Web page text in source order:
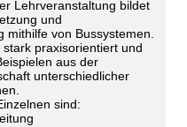
Lehrveranstaltung bildet
und
mithilfe von Bussystemen.
stark praxisorientiert und
aus der
unterschiedlicher
sind: